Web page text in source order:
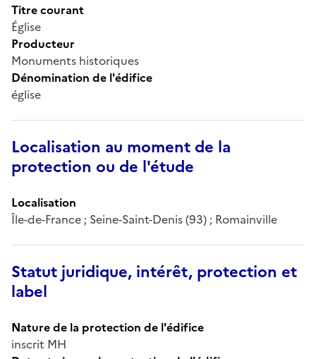
Titre courant
Église
Producteur
Monuments historiques
Dénomination de l'édifice
église
Localisation au moment de la
protection ou de l'étude
Localisation
Île-de-France ; Seine-Saint-Denis (93) ; Romainville
Statut juridique, intérêt, protection et
label
Nature de la protection de l'édifice
inscrit MH